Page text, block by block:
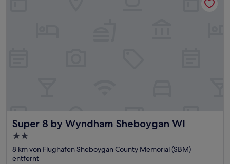
Super 8 by Wyndham Sheboygan WI
Super 8 by Wyndham Sheboygan WI
2.0-
Sterne-
Unterkunft
8 km von Flughafen Sheboygan County Memorial (SBM)
entfernt